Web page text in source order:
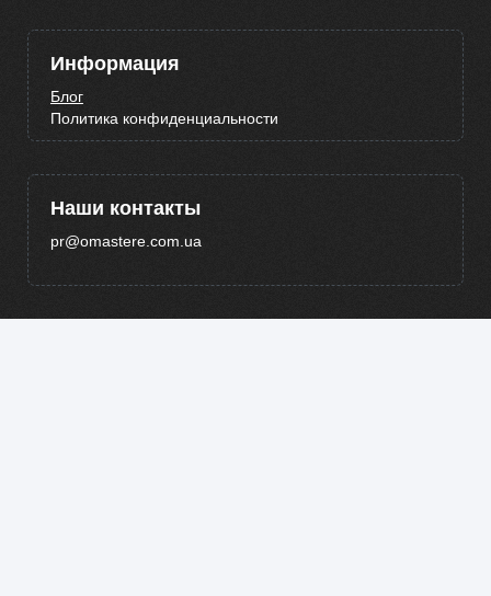
Информация
Блог
Политика конфиденциальности
Наши контакты
pr@omastere.com.ua